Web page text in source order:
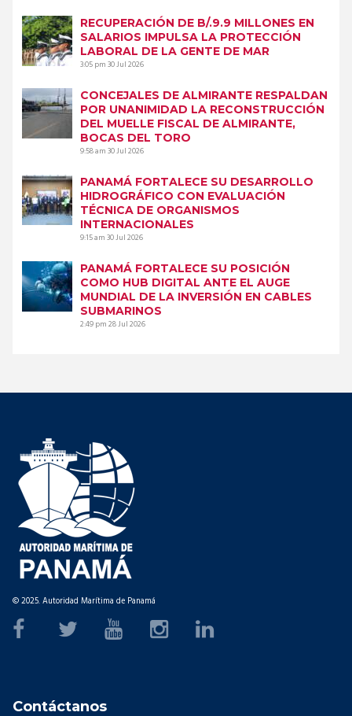
RECUPERACIÓN DE B/.9.9 MILLONES EN
SALARIOS IMPULSA LA PROTECCIÓN
LABORAL DE LA GENTE DE MAR
3:05 pm30 Jul 2026
CONCEJALES DE ALMIRANTE RESPALDAN
POR UNANIMIDAD LA RECONSTRUCCIÓN
DEL MUELLE FISCAL DE ALMIRANTE,
BOCAS DEL TORO
9:58 am30 Jul 2026
PANAMÁ FORTALECE SU DESARROLLO
HIDROGRÁFICO CON EVALUACIÓN
TÉCNICA DE ORGANISMOS
INTERNACIONALES
9:15 am30 Jul 2026
PANAMÁ FORTALECE SU POSICIÓN
COMO HUB DIGITAL ANTE EL AUGE
MUNDIAL DE LA INVERSIÓN EN CABLES
SUBMARINOS
2:49 pm28 Jul 2026
© 2025. Autoridad Marítima de Panamá
Contáctanos